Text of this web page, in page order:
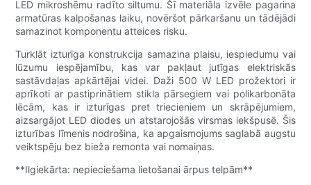
LED mikroshēmu radīto siltumu. Šī materiāla izvēle pagarina
armatūras kalpošanas laiku, novēršot pārkaršanu un tādējādi
samazinot komponentu atteices risku.
Turklāt izturīga konstrukcija samazina plaisu, iespiedumu vai
lūzumu iespējamību, kas var pakļaut jutīgas elektriskās
sastāvdaļas apkārtējai videi. Daži 500 W LED prožektori ir
aprīkoti ar pastiprinātiem stikla pārsegiem vai polikarbonāta
lēcām, kas ir izturīgas pret triecieniem un skrāpējumiem,
aizsargājot LED diodes un atstarojošās virsmas iekšpusē. Šis
izturības līmenis nodrošina, ka apgaismojums saglabā augstu
veiktspēju bez bieža remonta vai nomaiņas.
**Ilgiekārta: nepieciešama lietošanai ārpus telpām**